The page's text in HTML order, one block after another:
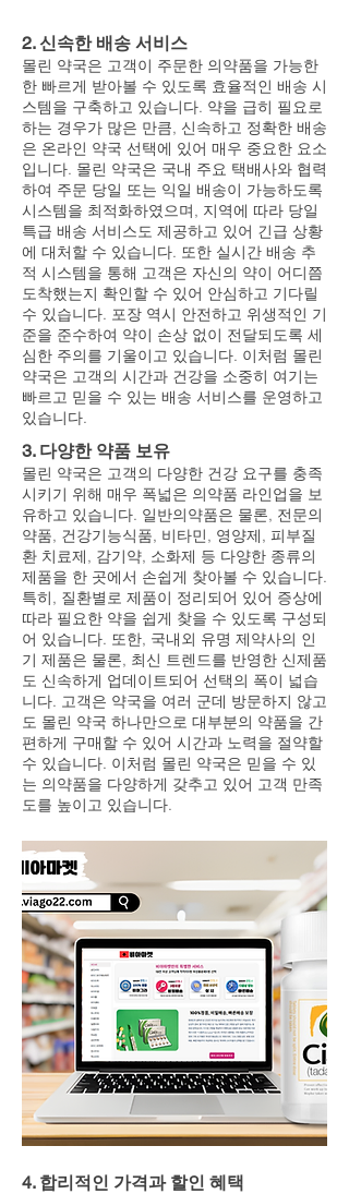
2. 신속한 배송 서비스
몰린 약국은 고객이 주문한 의약품을 가능한
한 빠르게 받아볼 수 있도록 효율적인 배송 시
스템을 구축하고 있습니다. 약을 급히 필요로
하는 경우가 많은 만큼, 신속하고 정확한 배송
은 온라인 약국 선택에 있어 매우 중요한 요소
입니다. 몰린 약국은 국내 주요 택배사와 협력
하여 주문 당일 또는 익일 배송이 가능하도록
시스템을 최적화하였으며, 지역에 따라 당일
특급 배송 서비스도 제공하고 있어 긴급 상황
에 대처할 수 있습니다. 또한 실시간 배송 추
적 시스템을 통해 고객은 자신의 약이 어디쯤
도착했는지 확인할 수 있어 안심하고 기다릴
수 있습니다. 포장 역시 안전하고 위생적인 기
준을 준수하여 약이 손상 없이 전달되도록 세
심한 주의를 기울이고 있습니다. 이처럼 몰린
약국은 고객의 시간과 건강을 소중히 여기는
빠르고 믿을 수 있는 배송 서비스를 운영하고
있습니다.
3. 다양한 약품 보유
몰린 약국은 고객의 다양한 건강 요구를 충족
시키기 위해 매우 폭넓은 의약품 라인업을 보
유하고 있습니다. 일반의약품은 물론, 전문의
약품, 건강기능식품, 비타민, 영양제, 피부질
환 치료제, 감기약, 소화제 등 다양한 종류의
제품을 한 곳에서 손쉽게 찾아볼 수 있습니다.
특히, 질환별로 제품이 정리되어 있어 증상에
따라 필요한 약을 쉽게 찾을 수 있도록 구성되
어 있습니다. 또한, 국내외 유명 제약사의 인
기 제품은 물론, 최신 트렌드를 반영한 신제품
도 신속하게 업데이트되어 선택의 폭이 넓습
니다. 고객은 약국을 여러 군데 방문하지 않고
도 몰린 약국 하나만으로 대부분의 약품을 간
편하게 구매할 수 있어 시간과 노력을 절약할
수 있습니다. 이처럼 몰린 약국은 믿을 수 있
는 의약품을 다양하게 갖추고 있어 고객 만족
도를 높이고 있습니다.
4. 합리적인 가격과 할인 혜택